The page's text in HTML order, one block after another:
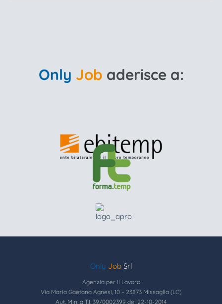
Only Job aderisce a:
Only Job Srl
Agenzia per il Lavoro
Via Maria Gaetana Agnesi, 10 – 23873 Missaglia (LC)
Aut. Min. a T.I. 39/0002399 del 22-10-2014